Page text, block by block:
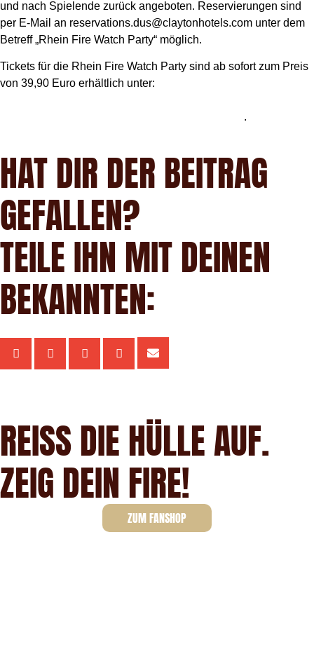
und nach Spielende zurück angeboten. Reservierungen sind
per E-Mail an reservations.dus@claytonhotels.com unter dem
Betreff „Rhein Fire Watch Party“ möglich.
Tickets für die Rhein Fire Watch Party sind ab sofort zum Preis
von 39,90 Euro erhältlich unter:
.
HAT DIR DER BEITRAG
GEFALLEN?
TEILE IHN MIT DEINEN
BEKANNTEN:
REISS DIE HÜLLE AUF.
ZEIG DEIN FIRE!
ZUM FANSHOP